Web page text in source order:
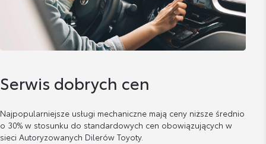
Serwis dobrych cen
Najpopularniejsze usługi mechaniczne mają ceny niższe średnio
o 30% w stosunku do standardowych cen obowiązujących w
sieci Autoryzowanych Dilerów Toyoty.